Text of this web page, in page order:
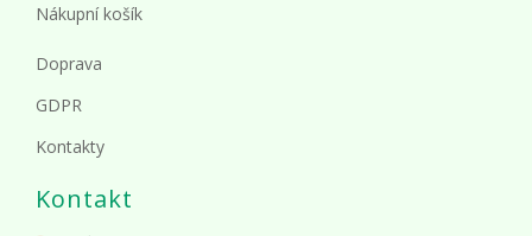
Nákupní košík
Doprava
GDPR
Kontakty
Kontakt